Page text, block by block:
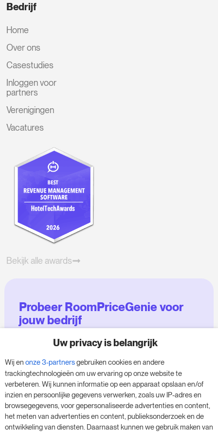
Bedrijf
Home
Over ons
Casestudies
Inloggen voor
partners
Verenigingen
Vacatures
Bekijk alle awards
Probeer RoomPriceGenie voor
jouw bedrijf
Maak gebruik van onze 14-daagse proefversie
en geef je bedrijf een boost - zonder
verplichtingen.
Boek een afspraak om je gratis proefperiode
van 14 dagen te starten.
Uw privacy is belangrijk
Wij en onze 3-partnersgebruiken cookies en andere
trackingtechnologieën om uw ervaring op onze website te
verbeteren. Wij kunnen informatie op een apparaat opslaan en/of
inzien en persoonlijke gegevens verwerken, zoals uw IP-adres en
browsegegevens, voor gepersonaliseerde advertenties en content,
het meten van advertenties en content, publieksonderzoek en de
ontwikkeling van diensten. Daarnaast kunnen we gebruik maken van